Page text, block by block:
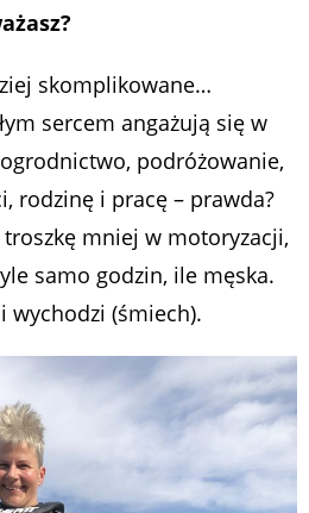
skomplikowane…
sercem angażują się w
podróżowanie,
rodzinę i pracę – prawda?
mniej w motoryzacji,
samo godzin, ile męska.
wychodzi (śmiech).